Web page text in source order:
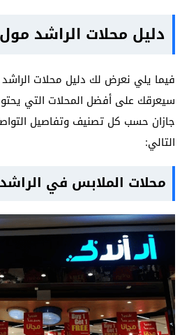
دليل محلات الراشد
فيما يلي نعرض لك دليل محلات
سيعرقك على أفضل المحلات التي
جازان حسب كل تصنيف وتفاصيل
التالي:
محلات الملابس في